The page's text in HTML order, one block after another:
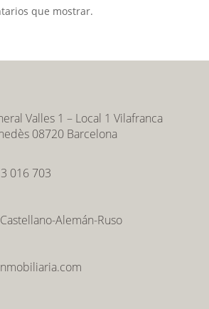
que mostrar.
Valles 1 – Local 1 Vilafranca
08720 Barcelona
016 703
Alemán-Ruso